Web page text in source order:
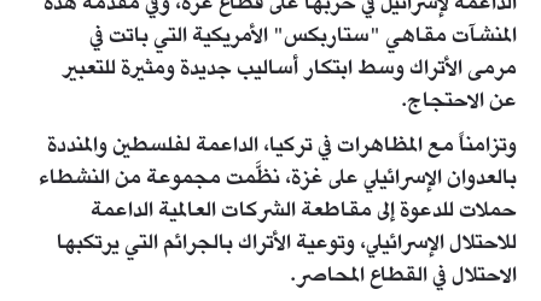
المنشآت مقاهي "ستاربكس" الأمريكية التي باتت في
مرمى الأتراك وسط ابتكار أساليب جديدة ومثيرة للتعبير
عن الاحتجاج.
وتزامناً مع المظاهرات في تركيا، الداعمة لفلسطين والمنددة
بالعدوان الإسرائيلي على غزة، نظَّمت مجموعة من النشطاء
حملات للدعوة إلى مقاطعة الشركات العالمية الداعمة
للاحتلال الإسرائيلي، وتوعية الأتراك بالجرائم التي يرتكبها
الاحتلال في القطاع المحاصر.